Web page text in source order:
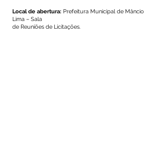
Local de abertura: Prefeitura Municipal de Mâncio
Lima – Sala
de Reuniões de Licitações.